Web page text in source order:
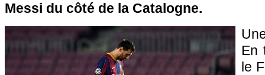
Messi du côté de la Catalogne.
En
le